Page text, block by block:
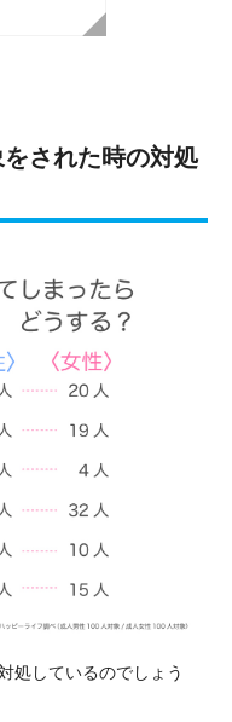
をされた時の対処
処しているのでしょう